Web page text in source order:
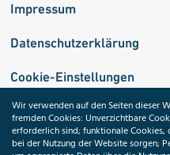
Impressum
Datenschutzerklärung
Cookie-Einstellungen
Wir verwenden auf den Seiten dieser
fremden Cookies: Unverzichtbare
erforderlich sind; funktionale Cookies,
bei der Nutzung der Website sorgen;